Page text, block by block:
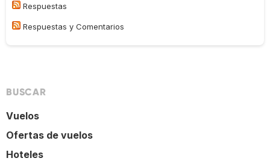
Respuestas
Respuestas y Comentarios
BUSCAR
Vuelos
Ofertas de vuelos
Hoteles